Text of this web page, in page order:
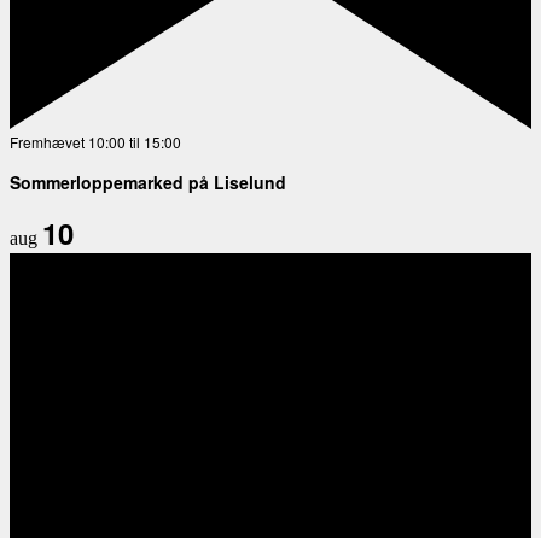
Fremhævet 10:00 til 15:00
Sommerloppemarked på Liselund
aug 10